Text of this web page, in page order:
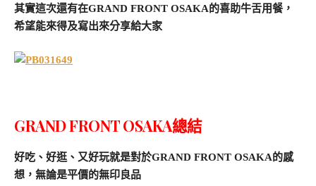
其實這次還有在GRAND FRONT OSAKA的喜助牛舌用餐，
希望能來得及寫出來分享給大家
GRAND FRONT OSAKA總結
好吃、好逛、又好玩就是對於GRAND FRONT OSAKA的感
想，無論是平價的無印良品